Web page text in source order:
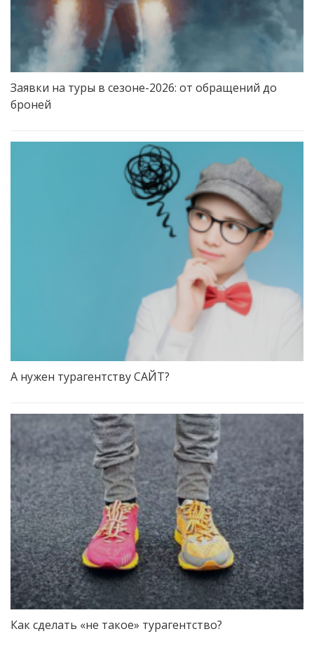
Заявки на туры в сезоне-2026: от обращений до
броней
А нужен турагентству САЙТ?
Как сделать «не такое» турагентство?